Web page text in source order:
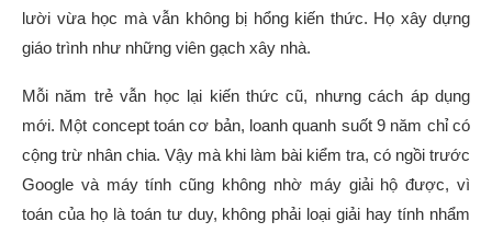
lười vừa học mà vẫn không bị hổng kiến thức. Họ xây dựng
giáo trình như những viên gạch xây nhà.
Mỗi năm trẻ vẫn học lại kiến thức cũ, nhưng cách áp dụng
mới. Một concept toán cơ bản, loanh quanh suốt 9 năm chỉ có
cộng trừ nhân chia. Vậy mà khi làm bài kiểm tra, có ngồi trước
Google và máy tính cũng không nhờ máy giải hộ được, vì
toán của họ là toán tư duy, không phải loại giải hay tính nhẩm